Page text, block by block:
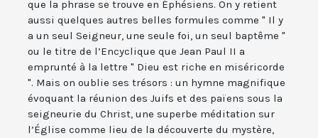
que la phrase se trouve en Éphésiens. On y retient
aussi quelques autres belles formules comme " Il y
a un seul Seigneur, une seule foi, un seul baptême "
ou le titre de l’Encyclique que Jean Paul II a
emprunté à la lettre " Dieu est riche en miséricorde
". Mais on oublie ses trésors : un hymne magnifique
évoquant la réunion des Juifs et des païens sous la
seigneurie du Christ, une superbe méditation sur
l’Église comme lieu de la découverte du mystère,